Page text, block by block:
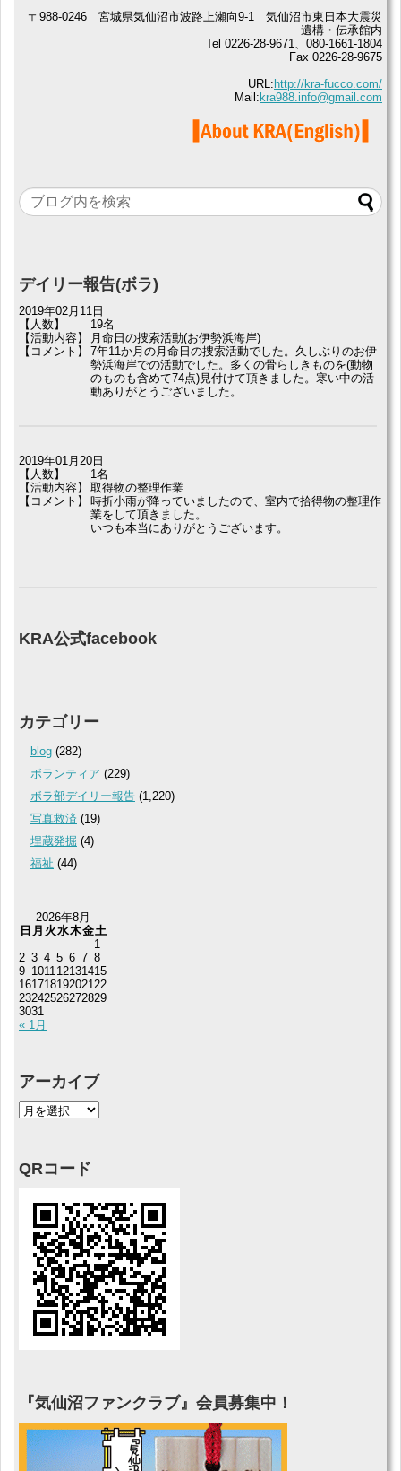
〒988-0246 宮城県気仙沼市波路上瀬向9-1 気仙沼市東日本大震災
遺構・伝承館内
Tel 0226-28-9671、080-1661-1804
Fax 0226-28-9675
URL: http://kra-fucco.com/
Mail: kra988.info@gmail.com
デイリー報告(ボラ)
2019年02月11日
【人数】
19名
【活動内容】
月命日の捜索活動(お伊勢浜海岸)
【コメント】
7年11か月の月命日の捜索活動でした。久しぶりのお伊
勢浜海岸での活動でした。多くの骨らしきものを(動物
のものも含めて74点)見付けて頂きました。寒い中の活
動ありがとうございました。
2019年01月20日
【人数】
1名
【活動内容】
取得物の整理作業
【コメント】
時折小雨が降っていましたので、室内で拾得物の整理作
業をして頂きました。
いつも本当にありがとうございます。
KRA公式facebook
カテゴリー
blog (282)
ボランティア (229)
ボラ部デイリー報告 (1,220)
写真救済 (19)
埋蔵発掘 (4)
福祉 (44)
2026年8月
日 月 火水木金土
« 1月
1
2 3 4 5 6 7 8
9 1011 12131415
161718192021 22
23242526272829
3031
アーカイブ
QRコード
『気仙沼ファンクラブ』会員募集中！